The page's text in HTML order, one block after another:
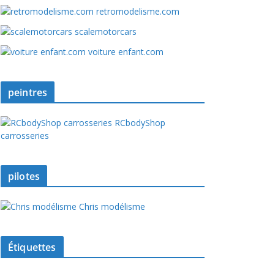
retromodelisme.com
scalemotorcars
voiture enfant.com
peintres
RCbodyShop
carrosseries
pilotes
Chris modélisme
Étiquettes